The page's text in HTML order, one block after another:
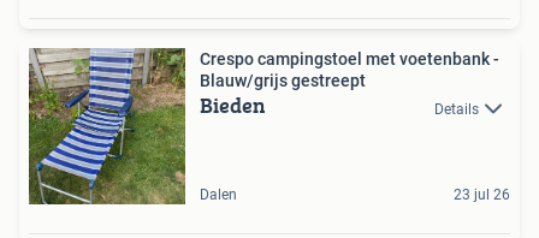
Crespo campingstoel met voetenbank -
Blauw/grijs gestreept
Bieden Details
Dalen 23 jul 26